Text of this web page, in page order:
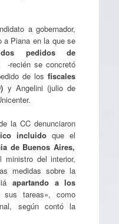
a gobernador,
a Piana en la que se
pedidos de
-recién se concretó
de losfiscales
y Angelini (julio de
la CC denunciaron
incluido que el
de Buenos Aires,
ministro del interior,
medidas sobre la
apartando a los
tareas», como
según contó la